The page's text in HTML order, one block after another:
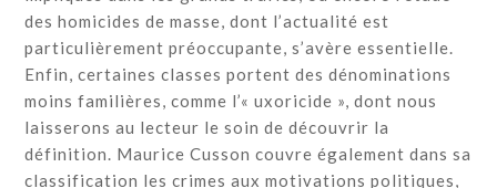
des homicides de masse, dont l’actualité est
particulièrement préoccupante, s’avère essentielle.
Enfin, certaines classes portent des dénominations
moins familières, comme l’« uxoricide », dont nous
laisserons au lecteur le soin de découvrir la
définition. Maurice Cusson couvre également dans sa
classification les crimes aux motivations politiques,